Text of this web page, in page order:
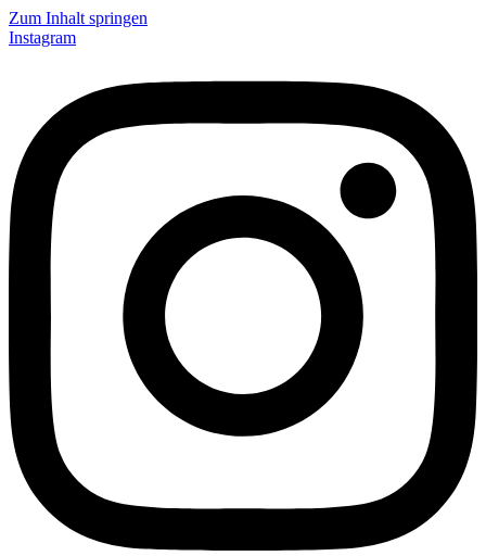
Zum Inhalt springen
Instagram